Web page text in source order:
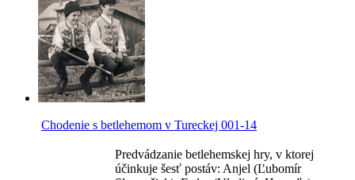
Chodenie s betlehemom v Tureckej 001-14
Predvádzanie betlehemskej hry, v ktorej
účinkuje šesť postáv: Anjel (Ľubomír